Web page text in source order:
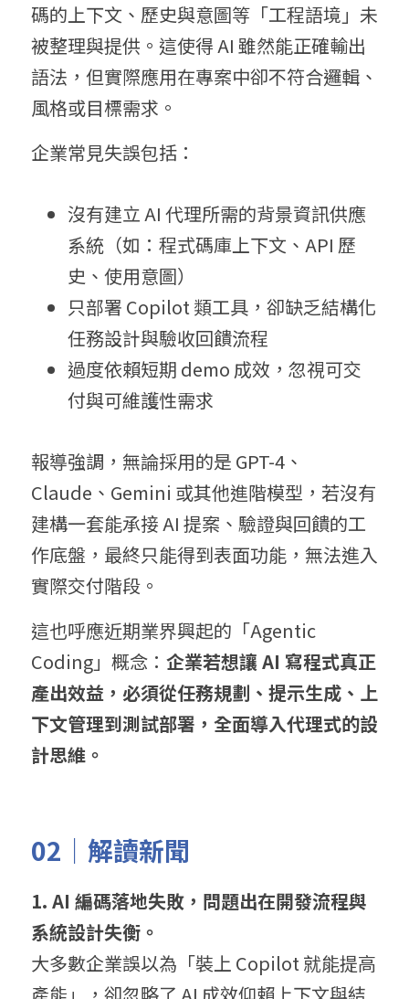
碼的上下文、歷史與意圖等「工程語境」未
被整理與提供。這使得 AI 雖然能正確輸出
語法，但實際應用在專案中卻不符合邏輯、
風格或目標需求。
企業常見失誤包括：
沒有建立 AI 代理所需的背景資訊供應
系統（如：程式碼庫上下文、API 歷
史、使用意圖）
只部署 Copilot 類工具，卻缺乏結構化
任務設計與驗收回饋流程
過度依賴短期 demo 成效，忽視可交
付與可維護性需求
報導強調，無論採用的是 GPT-4、
Claude、Gemini 或其他進階模型，若沒有
建構一套能承接 AI 提案、驗證與回饋的工
作底盤，最終只能得到表面功能，無法進入
實際交付階段。
這也呼應近期業界興起的「Agentic
Coding」概念： 企業若想讓 AI 寫程式真正
產出效益，必須從任務規劃、提示生成、上
下文管理到測試部署，全面導入代理式的設
計思維。
02｜解讀新聞
1. AI 編碼落地失敗，問題出在開發流程與
系統設計失衡。
大多數企業誤以為「裝上 Copilot 就能提高